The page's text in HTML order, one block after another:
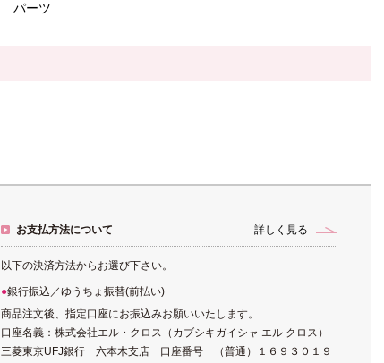
パーツ
お支払方法について 詳しく見る
以下の決済方法からお選び下さい。
銀行振込／ゆうちょ振替(前払い)
商品注文後、指定口座にお振込みお願いいたします。
口座名義：株式会社エル・クロス（カブシキガイシャ エル クロス）
三菱東京UFJ銀行 六本木支店 口座番号 （普通）１６９３０１９